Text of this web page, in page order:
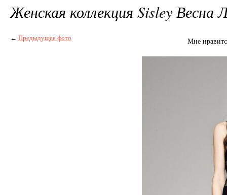
Женская коллекция Sisley Весна
← Предыдущее фото Мне